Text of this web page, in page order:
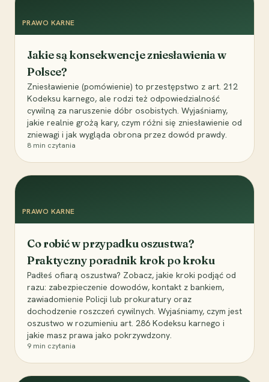
PRAWO KARNE
Jakie są konsekwencje zniesławienia w
Polsce?
Zniesławienie (pomówienie) to przestępstwo z art. 212
Kodeksu karnego, ale rodzi też odpowiedzialność
cywilną za naruszenie dóbr osobistych. Wyjaśniamy,
jakie realnie grożą kary, czym różni się zniesławienie od
zniewagi i jak wygląda obrona przez dowód prawdy.
8 min czytania
PRAWO KARNE
Co robić w przypadku oszustwa?
Praktyczny poradnik krok po kroku
Padłeś ofiarą oszustwa? Zobacz, jakie kroki podjąć od
razu: zabezpieczenie dowodów, kontakt z bankiem,
zawiadomienie Policji lub prokuratury oraz
dochodzenie roszczeń cywilnych. Wyjaśniamy, czym jest
oszustwo w rozumieniu art. 286 Kodeksu karnego i
jakie masz prawa jako pokrzywdzony.
9 min czytania